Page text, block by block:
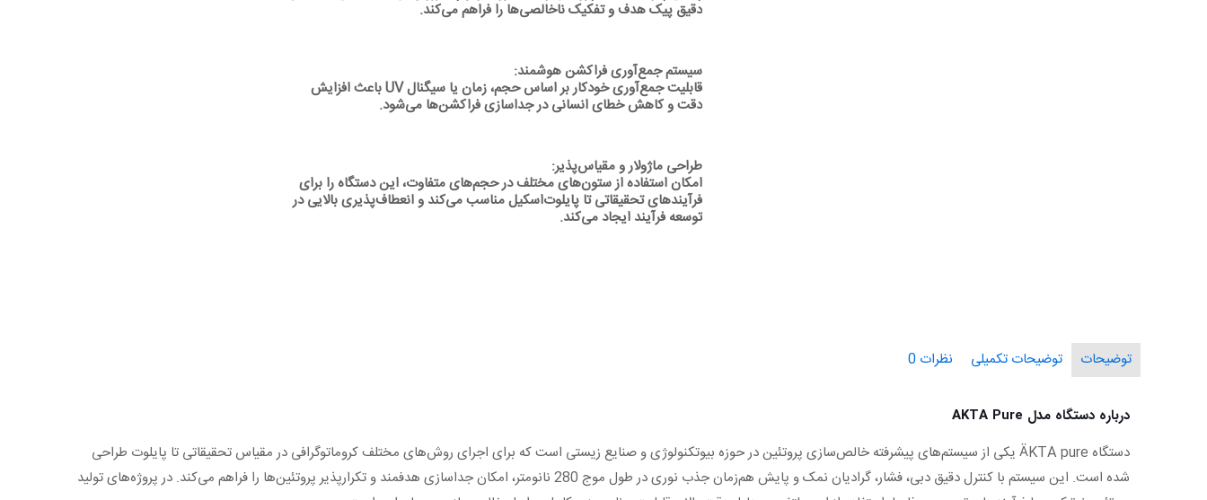
دقیق پیک هدف و تفکیک ناخالصی‌ها را فراهم می‌کند.
سیستم جمع‌آوری فراکشن هوشمند:
قابلیت جمع‌آوری خودکار بر اساس حجم، زمان یا سیگنال UV باعث افزایش
دقت و کاهش خطای انسانی در جداسازی فراکشن‌ها می‌شود.
طراحی ماژولار و مقیاس‌پذیر:
امکان استفاده از ستون‌های مختلف در حجم‌های متفاوت، این دستگاه را برای
فرآیندهای تحقیقاتی تا پایلوت‌اسکیل مناسب می‌کند و انعطاف‌پذیری بالایی در
توسعه فرآیند ایجاد می‌کند.
توضیحات توضیحات تکمیلی نظرات 0
درباره دستگاه مدل AKTA Pure
دستگاه ÄKTA pure یکی از سیستم‌های پیشرفته خالص‌سازی پروتئین در حوزه بیوتکنولوژی و صنایع زیستی است که برای اجرای روش‌های مختلف کروماتوگرافی در مقیاس تحقیقاتی تا پایلوت طراحی
شده است. این سیستم با کنترل دقیق دبی، فشار، گرادیان نمک و پایش هم‌زمان جذب نوری در طول موج 280 نانومتر، امکان جداسازی هدفمند و تکرارپذیر پروتئین‌ها را فراهم می‌کند. در پروژه‌های تولید